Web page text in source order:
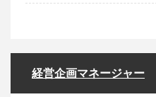
経営企画マネージャー